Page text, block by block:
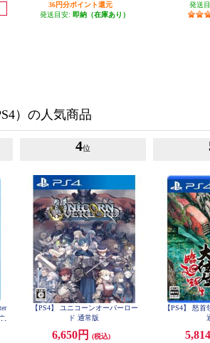
36円分ポイント還元
発送目安: 即納（在庫あり）
発送
）の人気商品
4位
【PS4】 ユニコーンオーバーロー
ド 通常版
6,650円
(税込)
【PS4】 怒